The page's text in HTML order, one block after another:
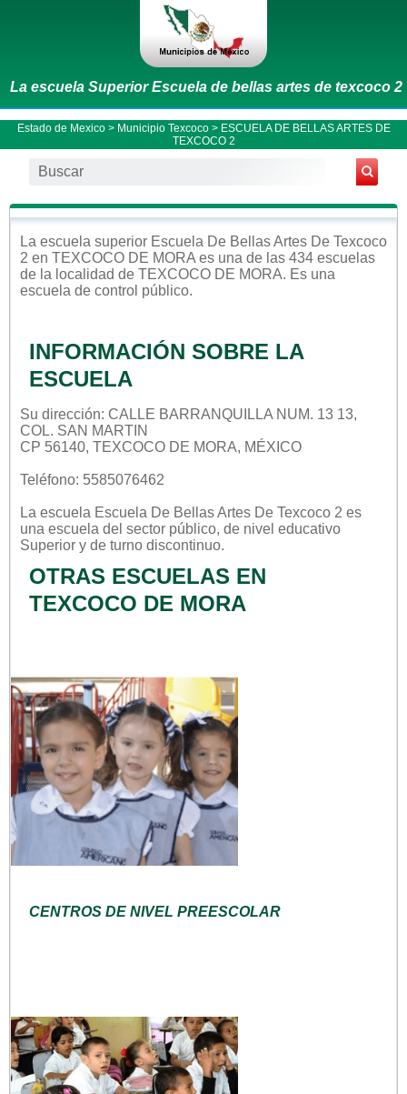
La escuela Superior Escuela de bellas artes de texcoco 2
Estado de Mexico> Municipio Texcoco> ESCUELA DE BELLAS ARTES DE
TEXCOCO 2
La escuela superior Escuela De Bellas Artes De Texcoco
2 en TEXCOCO DE MORA es una de las 434 escuelas
de la localidad de TEXCOCO DE MORA. Es una
escuela de control público.
INFORMACIÓN SOBRE LA
ESCUELA
Su dirección: CALLE BARRANQUILLA NUM. 13 13,
COL. SAN MARTIN
CP 56140, TEXCOCO DE MORA, MÉXICO
Teléfono: 5585076462
La escuela Escuela De Bellas Artes De Texcoco 2 es
una escuela del sector público, de nivel educativo
Superior y de turno discontinuo.
OTRAS ESCUELAS EN
TEXCOCO DE MORA
CENTROS DE NIVEL PREESCOLAR